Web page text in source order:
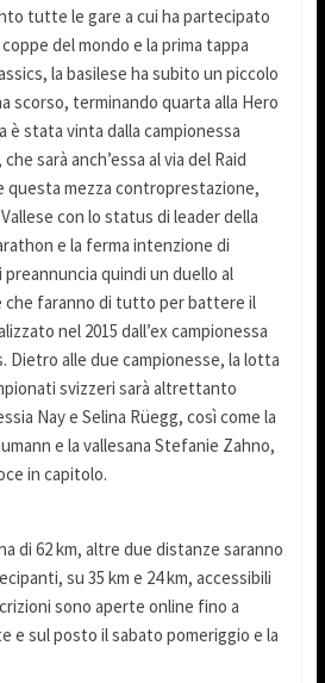
tutte le gare a cui ha partecipato
del mondo e la prima tappa
la basilese ha subito un piccolo
scorso, terminando quarta alla Hero
è stata vinta dalla campionessa
che sarà anch’essa al via del Raid
questa mezza controprestazione,
con lo status di leader della
e la ferma intenzione di
quindi un duello al
faranno di tutto per battere il
nel 2015 dall’ex campionessa
Dietro alle due campionesse, la lotta
svizzeri sarà altrettanto
Nay e Selina Rüegg, così come la
e la vallesana Stefanie Zahno,
in capitolo.
di 62 km, altre due distanze saranno
su 35 km e 24 km, accessibili
sono aperte online fino a
e sul posto il sabato pomeriggio e la